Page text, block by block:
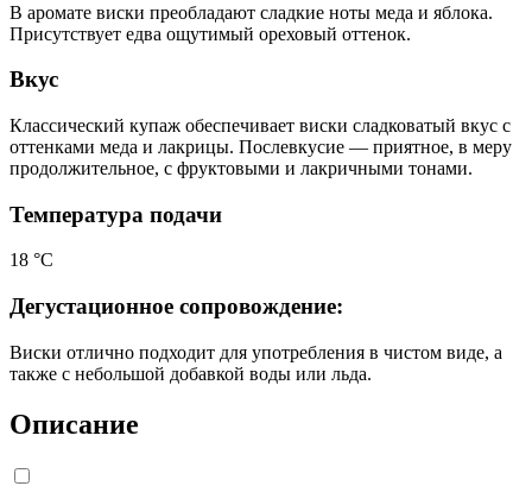
В аромате виски преобладают сладкие ноты меда и яблока.
Присутствует едва ощутимый ореховый оттенок.
Вкус
Классический купаж обеспечивает виски сладковатый вкус с
оттенками меда и лакрицы. Послевкусие — приятное, в меру
продолжительное, с фруктовыми и лакричными тонами.
Температура подачи
18 °С
Дегустационное сопровождение:
Виски отлично подходит для употребления в чистом виде, а
также с небольшой добавкой воды или льда.
Описание